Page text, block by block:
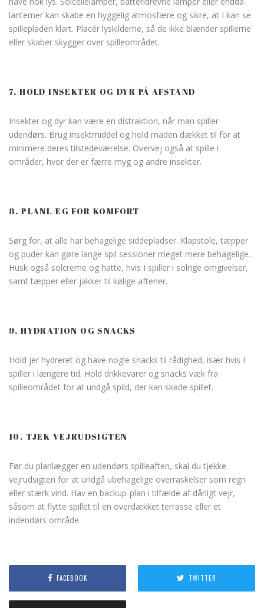
lanterner kan skabe en hyggelig atmosfære og sikre, at I kan se
spillepladen klart. Placér lyskilderne, så de ikke blænder spillerne
eller skaber skygger over spilleområdet.
7. HOLD INSEKTER OG DYR PÅ AFSTAND
Insekter og dyr kan være en distraktion, når man spiller
udendørs. Brug insektmiddel og hold maden dækket til for at
minimere deres tilstedeværelse. Overvej også at spille i
områder, hvor der er færre myg og andre insekter.
8. PLANLÆG FOR KOMFORT
Sørg for, at alle har behagelige siddepladser. Klapstole, tæpper
og puder kan gøre lange spil sessioner meget mere behagelige.
Husk også solcreme og hatte, hvis I spiller i solrige omgivelser,
samt tæpper eller jakker til kølige aftener.
9. HYDRATION OG SNACKS
Hold jer hydreret og have nogle snacks til rådighed, især hvis I
spiller i længere tid. Hold drikkevarer og snacks væk fra
spilleområdet for at undgå spild, der kan skade spillet.
10. TJEK VEJRUDSIGTEN
Før du planlægger en udendørs spilleaften, skal du tjekke
vejrudsigten for at undgå ubehagelige overraskelser som regn
eller stærk vind. Hav en backup-plan i tilfælde af dårligt vejr,
såsom at flytte spillet til en overdækket terrasse eller et
indendørs område.
FACEBOOK TWITTER